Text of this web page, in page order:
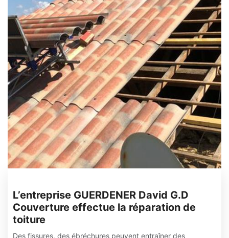
L’entreprise GUERDENER David G.D
Couverture effectue la réparation de
toiture
Des fissures, des ébréchures peuvent entraîner des